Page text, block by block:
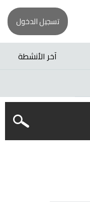
تسجيل الدخول
آخر الأنشطة